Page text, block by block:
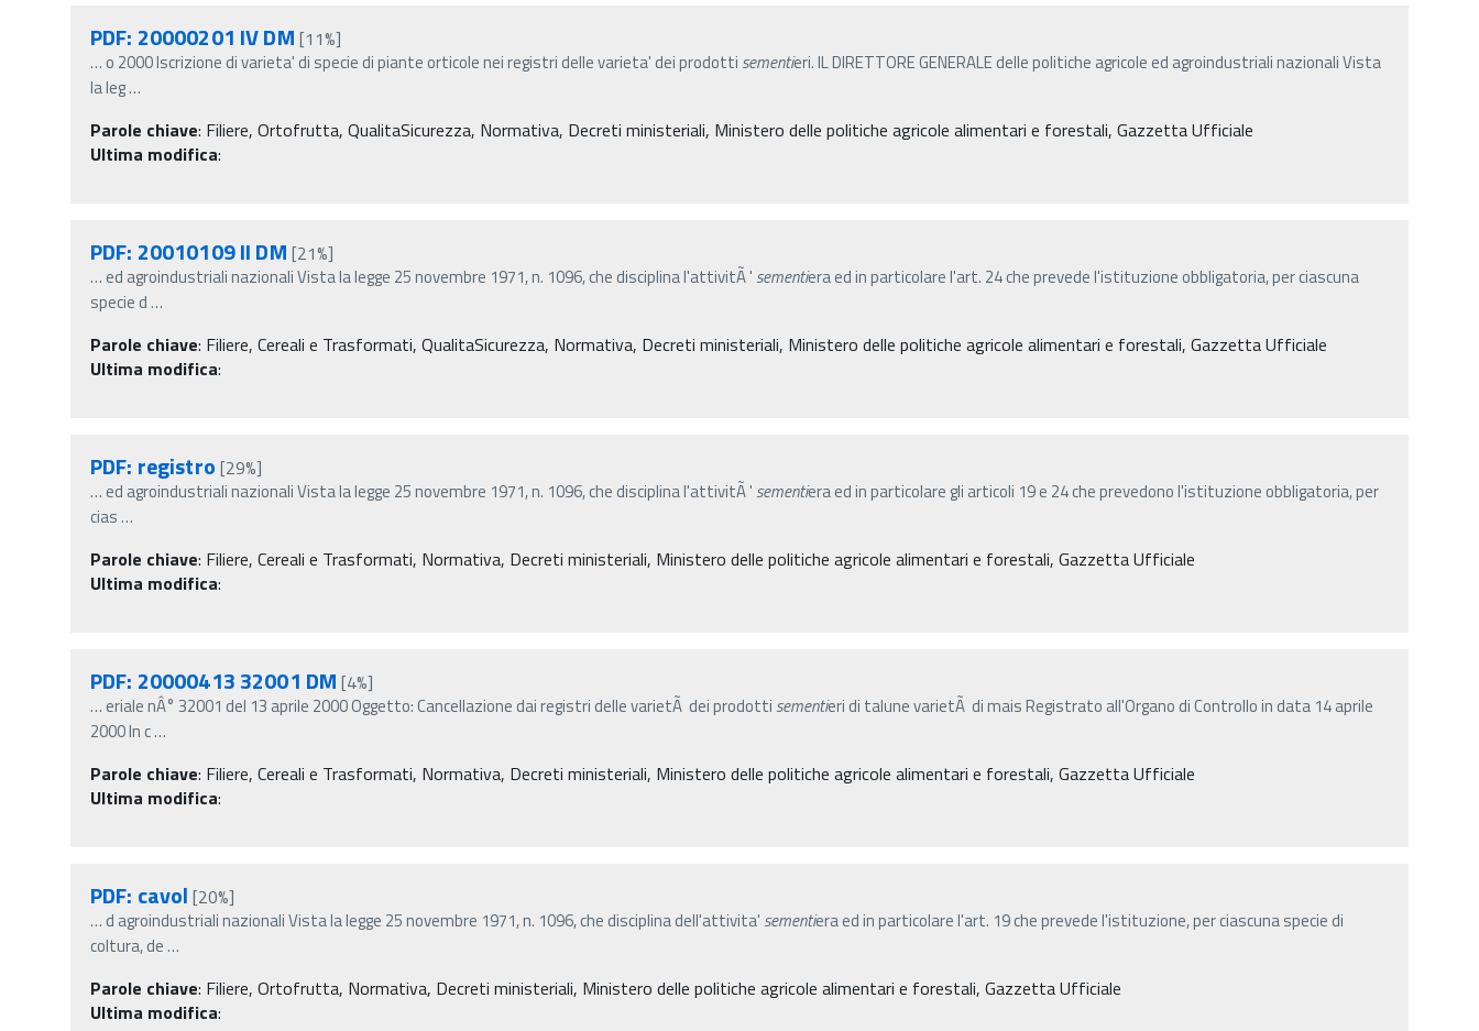
PDF: 20000201 IV DM [11%]
… o 2000 Iscrizione di varieta' di specie di piante orticole nei registri delle varieta' dei prodotti sementieri. IL DIRETTORE GENERALE delle politiche agricole ed agroindustriali nazionali Vista
la leg…
Parole chiave: Filiere, Ortofrutta, QualitaSicurezza, Normativa, Decreti ministeriali, Ministero delle politiche agricole alimentari e forestali, Gazzetta Ufficiale
Ultima modifica:
PDF: 20010109 II DM [21%]
… ed agroindustriali nazionali Vista la legge 25 novembre 1971, n. 1096, che disciplina l'attivitÃ ' sementiera ed in particolare l'art. 24 che prevede l'istituzione obbligatoria, per ciascuna
specie d…
Parole chiave: Filiere, Cereali e Trasformati, QualitaSicurezza, Normativa, Decreti ministeriali, Ministero delle politiche agricole alimentari e forestali, Gazzetta Ufficiale
Ultima modifica:
PDF: registro [29%]
… ed agroindustriali nazionali Vista la legge 25 novembre 1971, n. 1096, che disciplina l'attivitÃ ' sementiera ed in particolare gli articoli 19 e 24 che prevedono l'istituzione obbligatoria, per
cias…
Parole chiave: Filiere, Cereali e Trasformati, Normativa, Decreti ministeriali, Ministero delle politiche agricole alimentari e forestali, Gazzetta Ufficiale
Ultima modifica:
PDF: 20000413 32001 DM [4%]
… eriale nÂ° 32001 del 13 aprile 2000 Oggetto: Cancellazione dai registri delle varietÃ dei prodotti sementieri di talune varietÃ di mais Registrato all'Organo di Controllo in data 14 aprile
2000 In c…
Parole chiave: Filiere, Cereali e Trasformati, Normativa, Decreti ministeriali, Ministero delle politiche agricole alimentari e forestali, Gazzetta Ufficiale
Ultima modifica:
PDF: cavol [20%]
…d agroindustriali nazionali Vista la legge 25 novembre 1971, n. 1096, che disciplina dell'attivita' sementiera ed in particolare l'art. 19 che prevede l'istituzione, per ciascuna specie di
coltura, de…
Parole chiave: Filiere, Ortofrutta, Normativa, Decreti ministeriali, Ministero delle politiche agricole alimentari e forestali, Gazzetta Ufficiale
Ultima modifica: